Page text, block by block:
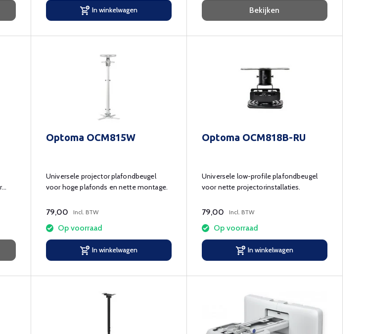
In winkelwagen Bekijken
Optoma OCM815W
Universele projector plafondbeugel
voor hoge plafonds en nette montage.
79,00 Incl. BTW
Op voorraad
In winkelwagen
Optoma OCM818B-RU
Universele low-profile plafondbeugel
voor nette projectorinstallaties.
79,00 Incl. BTW
Op voorraad
In winkelwagen